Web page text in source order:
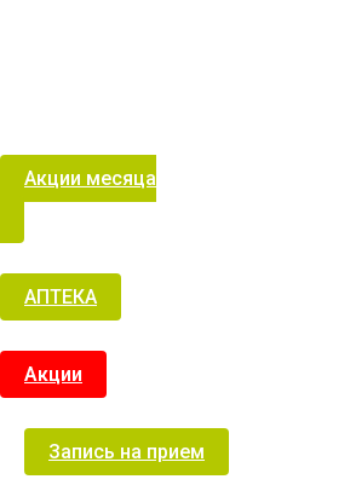
Акции месяца
АПТЕКА
Акции
Запись на прием